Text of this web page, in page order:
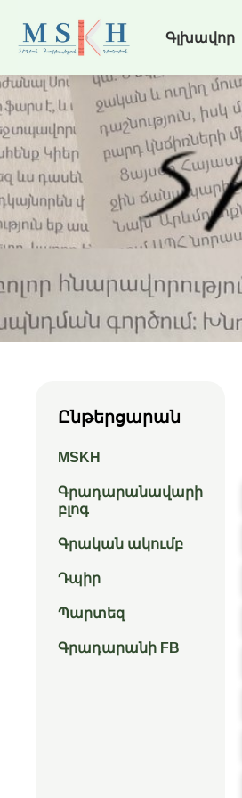
Գլխավոր
Ընթերցարան
MSKH
Գրադարանավարի
բլոգ
Գրական ակումբ
Դպիր
Պարտեզ
Գրադարանի FB